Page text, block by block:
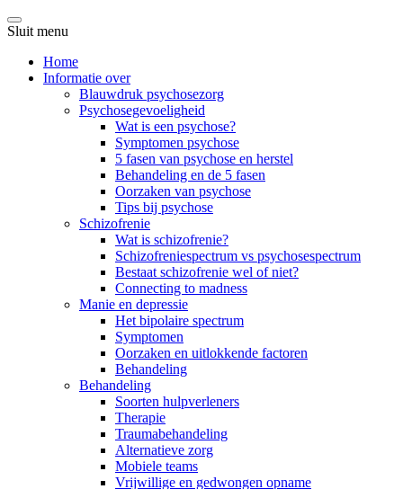
Sluit menu
Home
Informatie over
Blauwdruk psychosezorg
Psychosegevoeligheid
Wat is een psychose?
Symptomen psychose
5 fasen van psychose en herstel
Behandeling en de 5 fasen
Oorzaken van psychose
Tips bij psychose
Schizofrenie
Wat is schizofrenie?
Schizofreniespectrum vs psychosespectrum
Bestaat schizofrenie wel of niet?
Connecting to madness
Manie en depressie
Het bipolaire spectrum
Symptomen
Oorzaken en uitlokkende factoren
Behandeling
Behandeling
Soorten hulpverleners
Therapie
Traumabehandeling
Alternatieve zorg
Mobiele teams
Vrijwillige en gedwongen opname